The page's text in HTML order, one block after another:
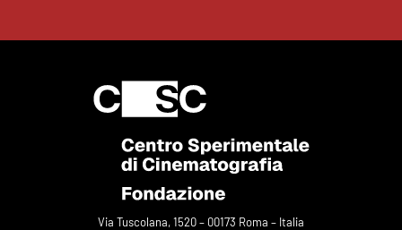
Via Tuscolana, 1520 – 00173 Roma – Italia